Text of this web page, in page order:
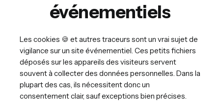
événementiels
Les cookies 🍪 et autres traceurs sont un vrai sujet de
vigilance sur un site événementiel. Ces petits fichiers
déposés sur les appareils des visiteurs servent
souvent à collecter des données personnelles. Dans la
plupart des cas, ils nécessitent donc un
consentement clair, sauf exceptions bien précises.